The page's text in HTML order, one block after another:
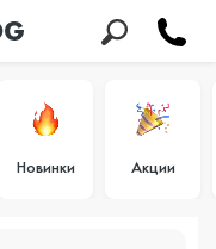
Новинки Акции